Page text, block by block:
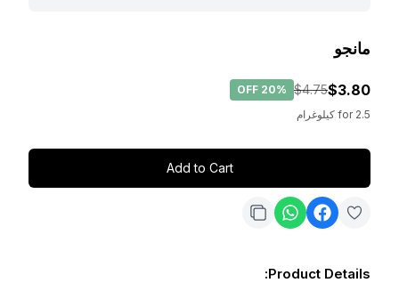
مانجو
$3.80
$4.75
20%
OFF
for 2.5 كيلوغرام
Add to Cart
Product Details
: